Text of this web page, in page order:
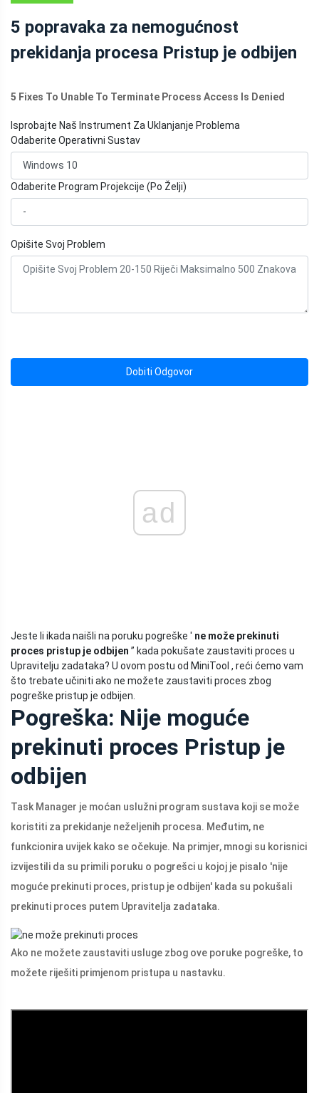
5 popravaka za nemogućnost
prekidanja procesa Pristup je odbijen
5 Fixes To Unable To Terminate Process Access Is Denied
Isprobajte Naš Instrument Za Uklanjanje Problema
Odaberite Operativni Sustav
Odaberite Program Projekcije (Po Želji)
Opišite Svoj Problem
Dobiti Odgovor
ad
Jeste li ikada naišli na poruku pogreške ' ne može prekinuti
proces pristup je odbijen ” kada pokušate zaustaviti proces u
Upravitelju zadataka? U ovom postu od MiniTool , reći ćemo vam
što trebate učiniti ako ne možete zaustaviti proces zbog
pogreške pristup je odbijen.
Pogreška: Nije moguće
prekinuti proces Pristup je
odbijen
Task Manager je moćan uslužni program sustava koji se može
koristiti za prekidanje neželjenih procesa. Međutim, ne
funkcionira uvijek kako se očekuje. Na primjer, mnogi su korisnici
izvijestili da su primili poruku o pogrešci u kojoj je pisalo 'nije
moguće prekinuti proces, pristup je odbijen' kada su pokušali
prekinuti proces putem Upravitelja zadataka.
Ako ne možete zaustaviti usluge zbog ove poruke pogreške, to
možete riješiti primjenom pristupa u nastavku.